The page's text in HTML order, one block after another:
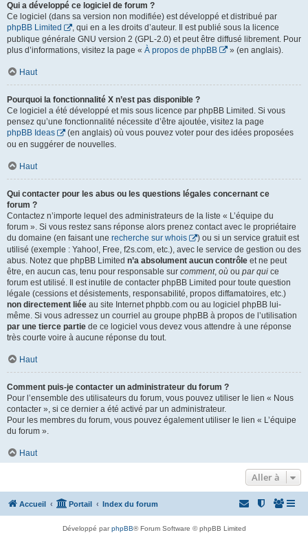
Qui a développé ce logiciel de forum ?
Ce logiciel (dans sa version non modifiée) est développé et distribué par
phpBB Limited
, qui en a les droits d’auteur. Il est publié sous la licence
publique générale GNU version 2 (GPL-2.0) et peut être diffusé librement. Pour
plus d’informations, visitez la page « À propos de phpBB » (en anglais).
Haut
Pourquoi la fonctionnalité X n’est pas disponible ?
Ce logiciel a été développé et mis sous licence par phpBB Limited. Si vous
pensez qu’une fonctionnalité nécessite d’être ajoutée, visitez la page
phpBB Ideas
(en anglais) où vous pouvez voter pour des idées proposées
ou en suggérer de nouvelles.
Haut
Qui contacter pour les abus ou les questions légales concernant ce
forum ?
Contactez n’importe lequel des administrateurs de la liste « L’équipe du
forum ». Si vous restez sans réponse alors prenez contact avec le propriétaire
du domaine (en faisant une recherche sur whois
) ou si un service gratuit est
utilisé (exemple : Yahoo!, Free, f2s.com, etc.), avec le service de gestion ou des
abus. Notez que phpBB Limited n’a absolument aucun contrôle et ne peut
être, en aucun cas, tenu pour responsable sur comment, où ou par qui ce
forum est utilisé. Il est inutile de contacter phpBB Limited pour toute question
légale (cessions et désistements, responsabilité, propos diffamatoires, etc.)
non directement liée au site Internet phpbb.com ou au logiciel phpBB lui-
même. Si vous adressez un courriel au groupe phpBB à propos de l’utilisation
par une tierce partie de ce logiciel vous devez vous attendre à une réponse
très courte voire à aucune réponse du tout.
Haut
Comment puis-je contacter un administrateur du forum ?
Pour l’ensemble des utilisateurs du forum, vous pouvez utiliser le lien « Nous
contacter », si ce dernier a été activé par un administrateur.
Pour les membres du forum, vous pouvez également utiliser le lien « L’équipe
du forum ».
Haut
Aller à
Accueil Portail Index du forum
Développé parphpBB® Forum Software © phpBB Limited